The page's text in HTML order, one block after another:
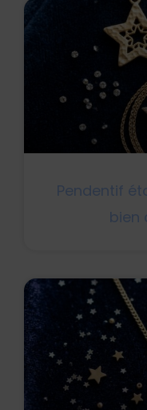
Pendentif
bien